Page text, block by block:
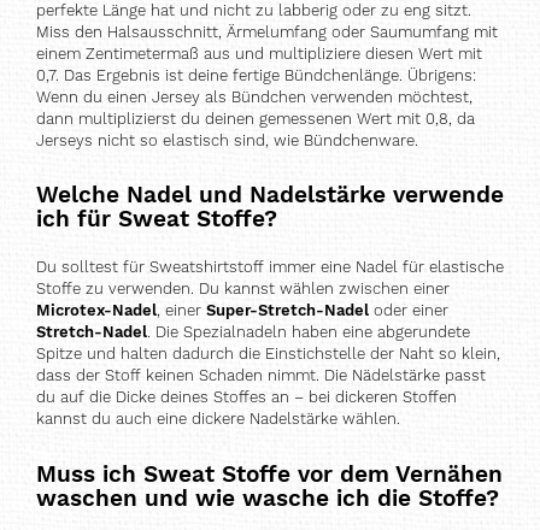
perfekte Länge hat und nicht zu labberig oder zu eng sitzt.
Miss den Halsausschnitt, Ärmelumfang oder Saumumfang mit
einem Zentimetermaß aus und multipliziere diesen Wert mit
0,7. Das Ergebnis ist deine fertige Bündchenlänge. Übrigens:
Wenn du einen Jersey als Bündchen verwenden möchtest,
dann multiplizierst du deinen gemessenen Wert mit 0,8, da
Jerseys nicht so elastisch sind, wie Bündchenware.
Welche Nadel und Nadelstärke verwende
ich für Sweat Stoffe?
Du solltest für Sweatshirtstoff immer eine Nadel für elastische
Stoffe zu verwenden. Du kannst wählen zwischen einer
Microtex-Nadel, einer Super-Stretch-Nadel oder einer
Stretch-Nadel. Die Spezialnadeln haben eine abgerundete
Spitze und halten dadurch die Einstichstelle der Naht so klein,
dass der Stoff keinen Schaden nimmt. Die Nädelstärke passt
du auf die Dicke deines Stoffes an – bei dickeren Stoffen
kannst du auch eine dickere Nadelstärke wählen.
Muss ich Sweat Stoffe vor dem Vernähen
waschen und wie wasche ich die Stoffe?